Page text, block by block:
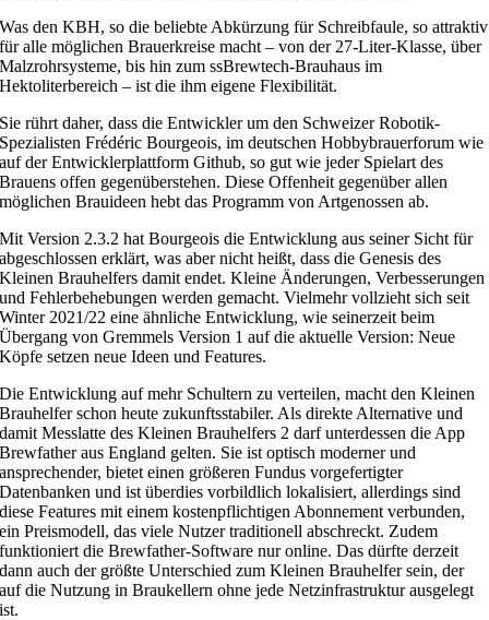
Was den KBH, so die beliebte Abkürzung für Schreibfaule, so attraktiv
für alle möglichen Brauerkreise macht – von der 27-Liter-Klasse, über
Malzrohrsysteme, bis hin zum ssBrewtech-Brauhaus im
Hektoliterbereich – ist die ihm eigene Flexibilität.
Sie rührt daher, dass die Entwickler um den Schweizer Robotik-
Spezialisten Frédéric Bourgeois, im deutschen Hobbybrauerforum wie
auf der Entwicklerplattform Github, so gut wie jeder Spielart des
Brauens offen gegenüberstehen. Diese Offenheit gegenüber allen
möglichen Brauideen hebt das Programm von Artgenossen ab.
Mit Version 2.3.2 hat Bourgeois die Entwicklung aus seiner Sicht für
abgeschlossen erklärt, was aber nicht heißt, dass die Genesis des
Kleinen Brauhelfers damit endet. Kleine Änderungen, Verbesserungen
und Fehlerbehebungen werden gemacht. Vielmehr vollzieht sich seit
Winter 2021/22 eine ähnliche Entwicklung, wie seinerzeit beim
Übergang von Gremmels Version 1 auf die aktuelle Version: Neue
Köpfe setzen neue Ideen und Features.
Die Entwicklung auf mehr Schultern zu verteilen, macht den Kleinen
Brauhelfer schon heute zukunftsstabiler. Als direkte Alternative und
damit Messlatte des Kleinen Brauhelfers 2 darf unterdessen die App
Brewfather aus England gelten. Sie ist optisch moderner und
ansprechender, bietet einen größeren Fundus vorgefertigter
Datenbanken und ist überdies vorbildlich lokalisiert, allerdings sind
diese Features mit einem kostenpflichtigen Abonnement verbunden,
ein Preismodell, das viele Nutzer traditionell abschreckt. Zudem
funktioniert die Brewfather-Software nur online. Das dürfte derzeit
dann auch der größte Unterschied zum Kleinen Brauhelfer sein, der
auf die Nutzung in Braukellern ohne jede Netzinfrastruktur ausgelegt
ist.